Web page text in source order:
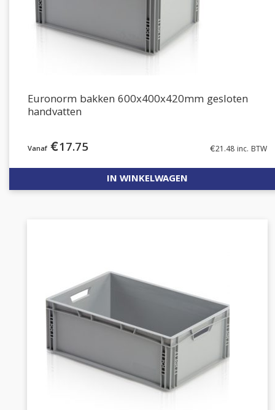
Euronorm bakken 600x400x420mm gesloten
handvatten
€17.75 €21.48 inc. BTW
IN WINKELWAGEN